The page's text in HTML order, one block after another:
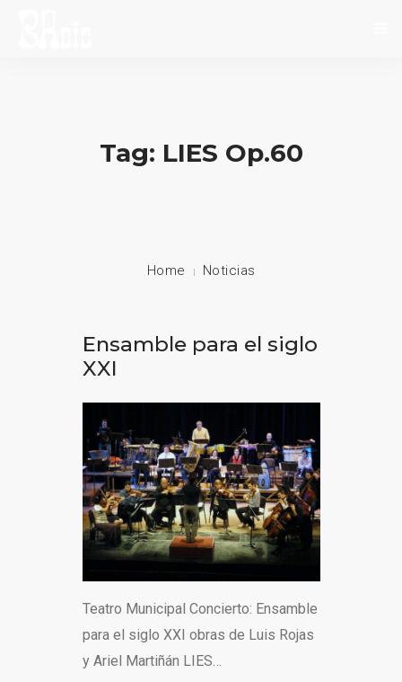
Tag: LIES Op.60
Home Noticias
Ensamble para el siglo
XXI
Teatro Municipal Concierto: Ensamble
para el siglo XXI obras de Luis Rojas
y Ariel Martiñán LIES…